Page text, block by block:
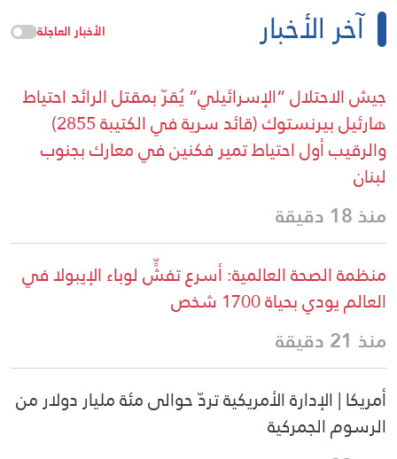
آخر الأخبار الأخبار العاجلة
جيش الاحتلال “الإسرائيلي” يُقرّ بمقتل الرائد احتياط
هارئيل بيرنستوك (قائد سرية في الكتيبة 2855)
والرقيب أول احتياط تمير فكنين في معارك بجنوب
لبنان
منذ 18 دقيقة
منظمة الصحة العالمية: أسرع تفشٍّ لوباء الإيبولا في
العالم يودي بحياة 1700 شخص
منذ 21 دقيقة
أمريكا | الإدارة الأمريكية تردّ حوالى مئة مليار دولار من
الرسوم الجمركية